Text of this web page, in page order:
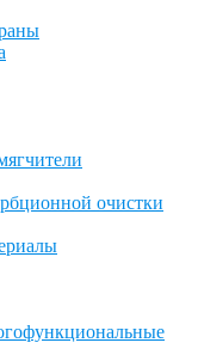
очистки